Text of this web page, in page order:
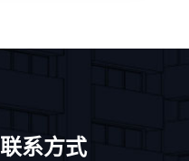
联系方式